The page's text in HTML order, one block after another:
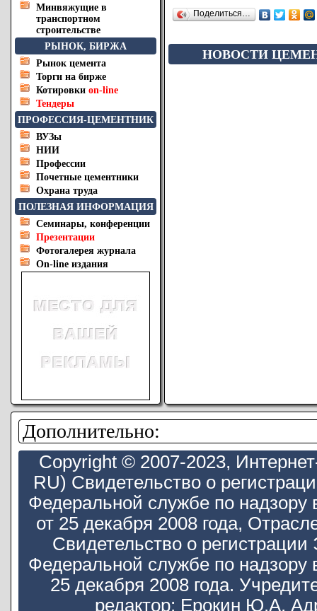
Минвяжущие в
транспортном
строительстве
РЫНОК, БИРЖА
Рынок цемента
Торги на бирже
Котировки on-line
Тендеры
ПРОФЕССИЯ-ЦЕМЕНТНИК
ВУЗы
НИИ
Профессии
Почетные цементники
Охрана труда
ПОЛЕЗНАЯ ИНФОРМАЦИЯ
Семинары, конференции
Презентации
Фотогалерея журнала
On-line издания
Поделиться…
НОВОСТИ
Дополнительно:
Copyright © 2007-2023,
RU) Свидетельство о
Федеральной службе по
от 25 декабря 2008 года,
Свидетельство о
Федеральной службе по
25 декабря 2008 года.
редактор: Ерокин Ю.А.